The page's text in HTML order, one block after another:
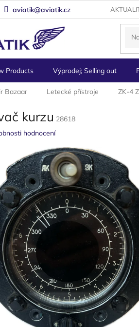
aviatik@aviatik.cz
Products Výprodej; Selling out
Bazaar Letecké přístroje ZK-4
kurzu 28618
hodnocení